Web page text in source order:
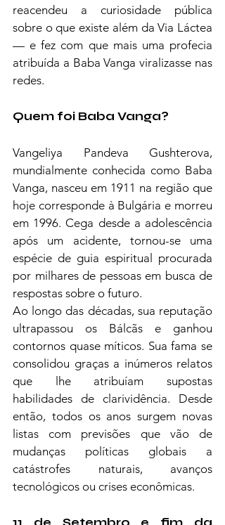
reacendeu a curiosidade pública
sobre o que existe além da Via Láctea
— e fez com que mais uma profecia
atribuída a Baba Vanga viralizasse nas
redes.
Quem foi Baba Vanga?
Vangeliya Pandeva Gushterova,
mundialmente conhecida como Baba
Vanga, nasceu em 1911 na região que
hoje corresponde à Bulgária e morreu
em 1996. Cega desde a adolescência
após um acidente, tornou-se uma
espécie de guia espiritual procurada
por milhares de pessoas em busca de
respostas sobre o futuro.
Ao longo das décadas, sua reputação
ultrapassou os Bálcãs e ganhou
contornos quase míticos. Sua fama se
consolidou graças a inúmeros relatos
que lhe atribuíam supostas
habilidades de clarividência. Desde
então, todos os anos surgem novas
listas com previsões que vão de
mudanças políticas globais a
catástrofes naturais, avanços
tecnológicos ou crises econômicas.